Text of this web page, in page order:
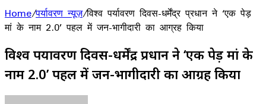
Home/पर्यावरण न्यूज़/विश्व पर्यावरण दिवस-धर्मेंद्र प्रधान ने ‘एक पेड़
मां के नाम 2.0’ पहल में जन-भागीदारी का आग्रह किया
विश्व पर्यावरण दिवस-धर्मेंद्र प्रधान ने ‘एक पेड़ मां के
नाम 2.0’ पहल में जन-भागीदारी का आग्रह किया